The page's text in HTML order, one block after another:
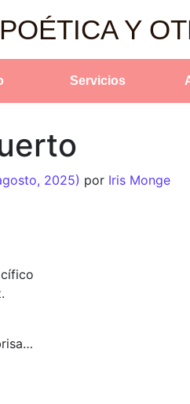
Y
Servicios
2025) por Iris Monge